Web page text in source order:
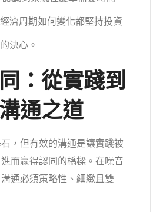
濟周期如何變化都堅持投資
決心。
：從實踐到
通之道
，但有效的溝通是讓實踐被
而贏得認同的橋樑。在噪音
通必須策略性、細緻且雙